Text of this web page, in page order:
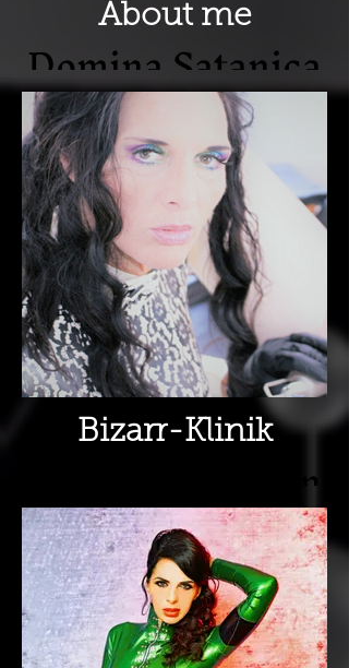
About me
Domina Satanica
Panthera
Ingolstadt Hof
Nürnberg
Fetischlady
Latexlady
Rubberdomina
Bizarr-Klinik
Klinikspiele, von
OP
Simulationen,
Katheter, Anal,
Fitting,